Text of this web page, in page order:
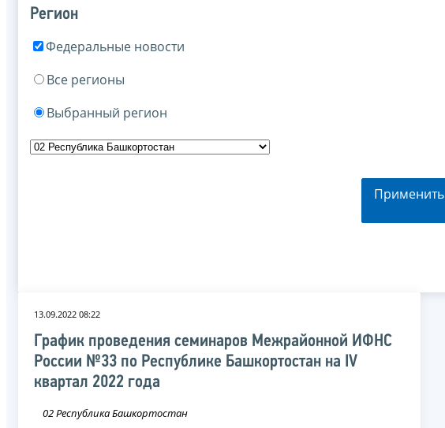
Регион
Федеральные новости
Все регионы
Выбранный регион
Применить
13.09.2022 08:22
График проведения семинаров Межрайонной ИФНС
России №33 по Республике Башкортостан на IV
квартал 2022 года
02 Республика Башкортостан